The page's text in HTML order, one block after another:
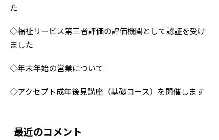
た
◇福祉サービス第三者評価の評価機関として認証を受け
ました
◇年末年始の営業について
◇アクセプト成年後見講座（基礎コース）を開催します
最近のコメント